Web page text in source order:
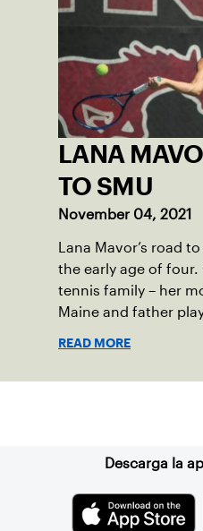
that – an inspiration.
an active member in
community but he
model for young
athletes, and it all
LANA
TO SMU
November 04, 2021
Lana Mavor’s road
the early age of
tennis family – her
Maine and father
develop her love
grandfather,
READ MORE
Descarga la